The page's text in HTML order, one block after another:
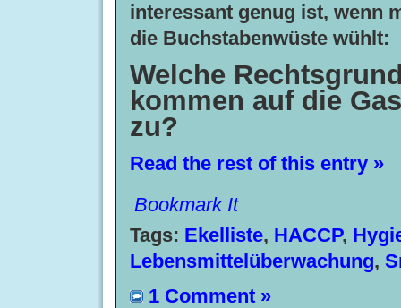
interessant genug ist, wenn
die Buchstabenwüste wühlt:
Welche
kommen auf die
zu?
Read the rest of this entry »
Bookmark It
Tags: Ekelliste, HACCP,
Lebensmittelüberwachung,
1 Comment »